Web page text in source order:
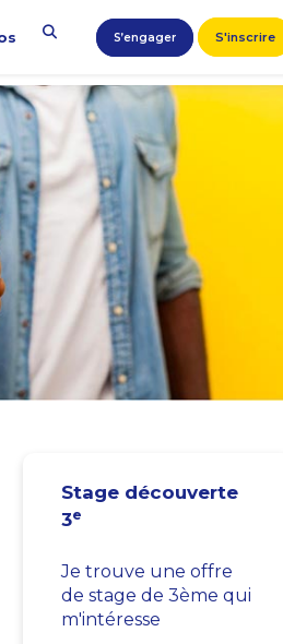
S’engager S'inscrire
Stage découverte
3e
Je trouve une offre
de stage de 3ème qui
m'intéresse